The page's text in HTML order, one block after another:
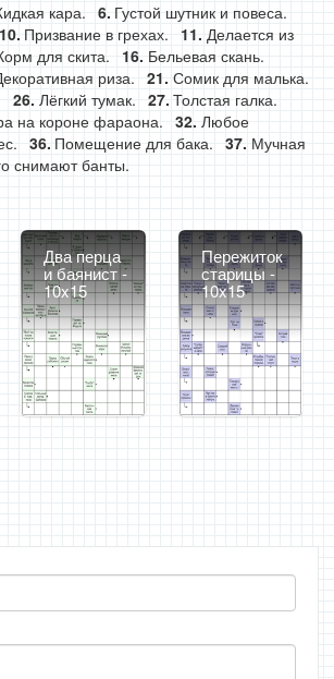
кара.
Густой шутник и повеса.
Призвание в грехах.
Делается из
для скита.
Бельевая скань.
риза.
Сомик для малька.
Лёгкий тумак.
Толстая галка.
на короне фараона.
Любое
Помещение для бака.
Мучная
снимают банты.
Два перца
и баянист -
10x15
Пережиток
старицы -
10x15